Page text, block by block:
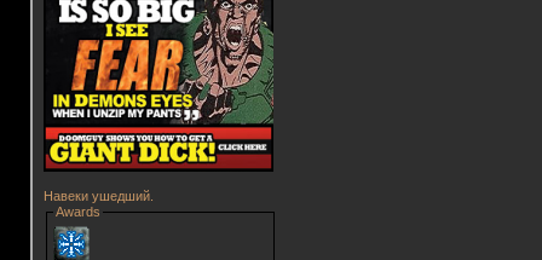
Навеки ушедший.
Awards